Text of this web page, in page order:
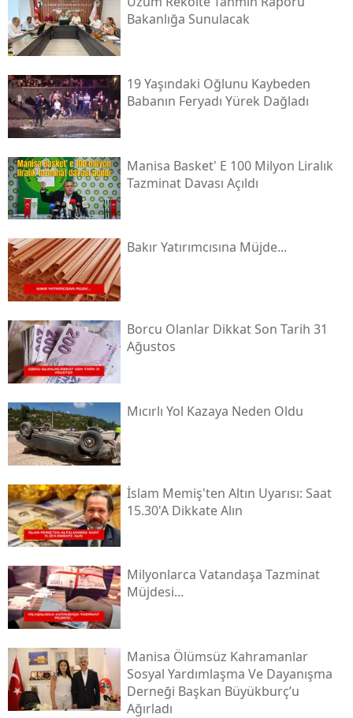
Bakanlığa Sunulacak
19 Yaşındaki Oğlunu Kaybeden
Babanın Feryadı Yürek Dağladı
Manisa Basket' E 100 Milyon Liralık
Tazminat Davası Açıldı
Bakır Yatırımcısına Müjde...
Borcu Olanlar Dikkat Son Tarih 31
Ağustos
Mıcırlı Yol Kazaya Neden Oldu
İslam Memiş'ten Altın Uyarısı: Saat
15.30'a Dikkate Alın
Milyonlarca Vatandaşa Tazminat
Müjdesi...
Manisa Ölümsüz Kahramanlar
Sosyal Yardımlaşma Ve Dayanışma
Derneği Başkan Büyükburç’u
Ağırladı